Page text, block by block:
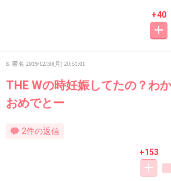
+40
8. 匿名 2019/12/30(月) 20:51:01
THE Wの時妊娠してたの？わ
おめでとー
2件の返信
+153